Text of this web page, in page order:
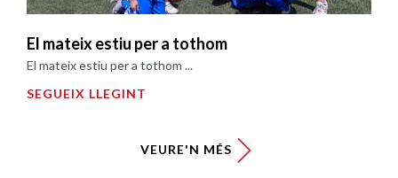
El mateix estiu per a tothom
El mateix estiu per a tothom ...
SEGUEIX LLEGINT
VEURE'N MÉS